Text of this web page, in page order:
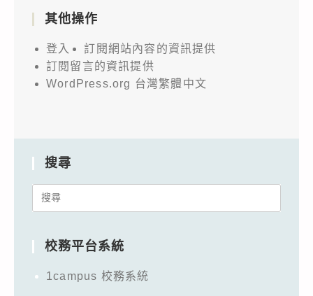
其他操作
登入
訂閱網站內容的資訊提供
訂閱留言的資訊提供
WordPress.org 台灣繁體中文
搜尋
Search
校務平台系統
1campus 校務系統